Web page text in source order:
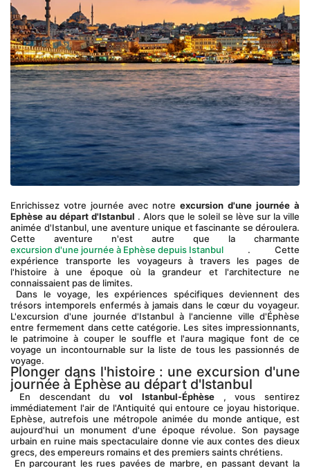
Enrichissez votre journée avec notre excursion d'une journée à
Ephèse au départ d'Istanbul . Alors que le soleil se lève sur la ville
animée d'Istanbul, une aventure unique et fascinante se déroulera.
Cette aventure n'est autre que la charmante
excursion d'une journée à Ephèse depuis Istanbul . Cette
expérience transporte les voyageurs à travers les pages de
l'histoire à une époque où la grandeur et l'architecture ne
connaissaient pas de limites.
trésors intemporels enfermés à jamais dans le cœur du voyageur.
L'excursion d'une journée d'Istanbul à l'ancienne ville d'Éphèse
entre fermement dans cette catégorie. Les sites impressionnants,
le patrimoine à couper le souffle et l'aura magique font de ce
voyage un incontournable sur la liste de tous les passionnés de
voyage.
Plonger dans l'histoire : une excursion d'une
journée à Éphèse au départ d'Istanbul
En descendant du vol Istanbul-Éphèse , vous sentirez
immédiatement l'air de l'Antiquité qui entoure ce joyau historique.
Ephèse, autrefois une métropole animée du monde antique, est
aujourd'hui un monument d'une époque révolue. Son paysage
urbain en ruine mais spectaculaire donne vie aux contes des dieux
grecs, des empereurs romains et des premiers saints chrétiens.